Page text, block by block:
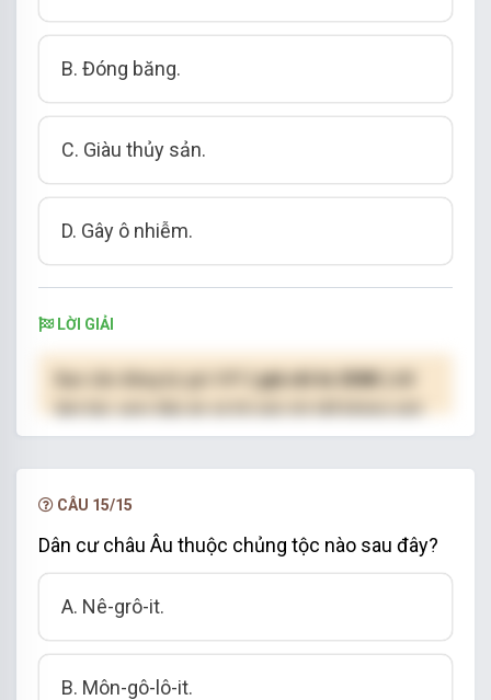
B. Đóng băng.
C. Giàu thủy sản.
D. Gây ô nhiễm.
LỜI GIẢI
( giá chỉ từ 250K )
hạn.
CÂU 15/15
Dân cư châu Âu thuộc chủng tộc nào sau đây?
A. Nê-grô-it.
B. Môn-gô-lô-it.